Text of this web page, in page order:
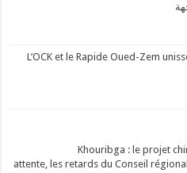
L’OCK et le Rapide Oued-Zem
Khouribga : le projet
attente, les retards du Conseil